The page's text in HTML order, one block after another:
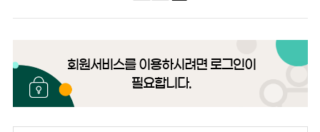
회원서비스를 이용하시려면 로그인이
필요합니다.